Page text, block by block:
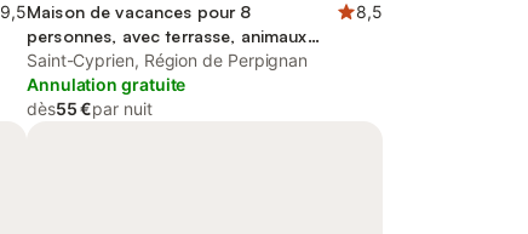
9,5Maison de vacances pour 8
personnes, avec terrasse, animaux
acceptés
8,5
Saint-Cyprien, Région de Perpignan
Annulation gratuite
dès55 €par nuit